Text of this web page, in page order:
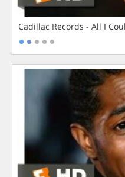
Cadillac Records - All I